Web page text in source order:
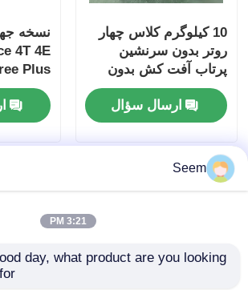
10 کیلوگرم کلاس چهار
روتر بدون سرنشین
پرتاب آفت کش بدون
سرنشین سفارشی چهار
روتر بدون سرنشین
ارسال سؤال
4T 4E
Plus
دوربین
Seem
3:21 PM
day, what product are you looking
for?